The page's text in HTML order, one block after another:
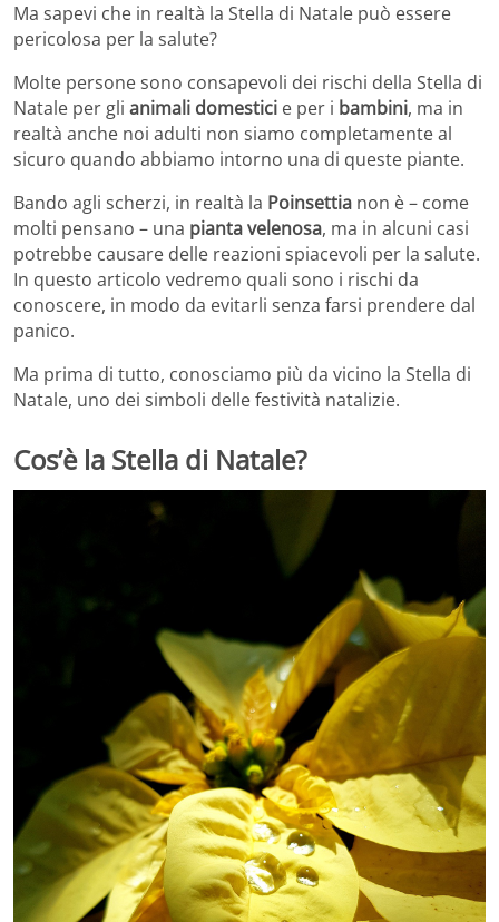
Ma sapevi che in realtà la Stella di Natale può essere
pericolosa per la salute?
Molte persone sono consapevoli dei rischi della Stella di
Natale per gli animali domestici e per i bambini, ma in
realtà anche noi adulti non siamo completamente al
sicuro quando abbiamo intorno una di queste piante.
Bando agli scherzi, in realtà la Poinsettia non è – come
molti pensano – una pianta velenosa, ma in alcuni casi
potrebbe causare delle reazioni spiacevoli per la salute.
In questo articolo vedremo quali sono i rischi da
conoscere, in modo da evitarli senza farsi prendere dal
panico.
Ma prima di tutto, conosciamo più da vicino la Stella di
Natale, uno dei simboli delle festività natalizie.
Cos’è la Stella di Natale?